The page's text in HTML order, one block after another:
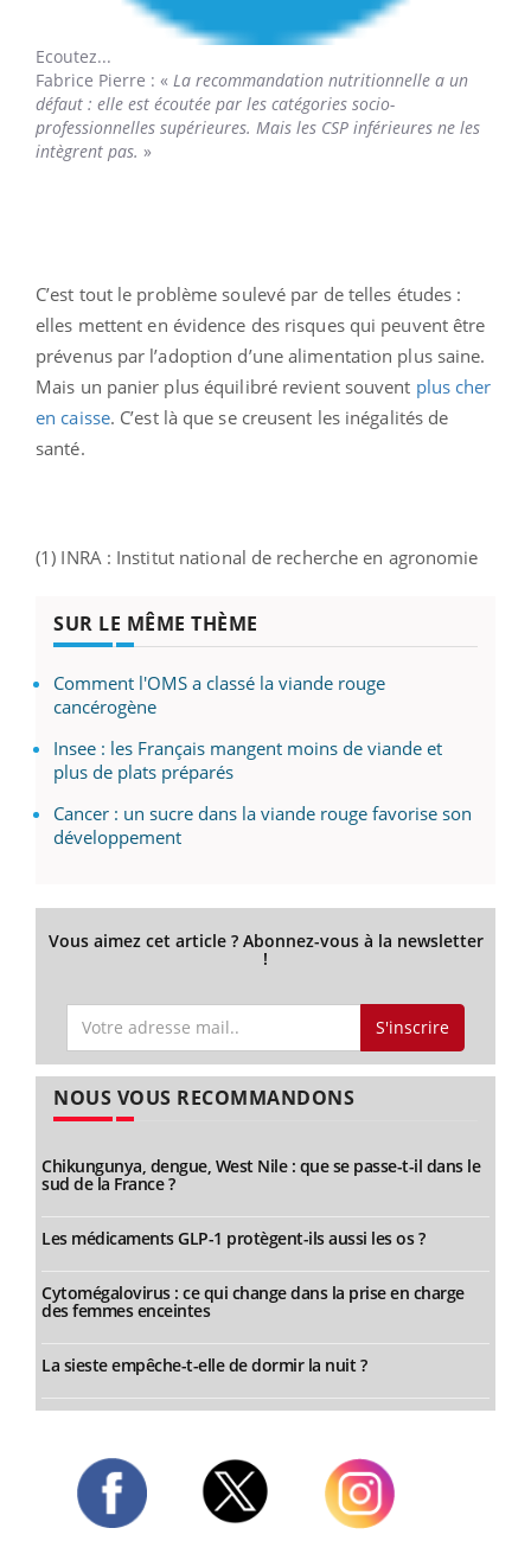
Ecoutez...
Fabrice Pierre : « La recommandation nutritionnelle a un
défaut : elle est écoutée par les catégories socio-
professionnelles supérieures. Mais les CSP inférieures ne les
intègrent pas. »
C’est tout le problème soulevé par de telles études :
elles mettent en évidence des risques qui peuvent être
prévenus par l’adoption d’une alimentation plus saine.
Mais un panier plus équilibré revient souvent plus cher
en caisse. C’est là que se creusent les inégalités de
santé.
(1) INRA : Institut national de recherche en agronomie
SUR LE MÊME THÈME
Comment l'OMS a classé la viande rouge
cancérogène
Insee : les Français mangent moins de viande et
plus de plats préparés
Cancer : un sucre dans la viande rouge favorise son
développement
Vous aimez cet article ? Abonnez-vous à la newsletter
!
S'inscrire
NOUS VOUS RECOMMANDONS
Chikungunya, dengue, West Nile : que se passe-t-il dans le
sud de la France ?
Les médicaments GLP-1 protègent-ils aussi les os ?
Cytomégalovirus : ce qui change dans la prise en charge
des femmes enceintes
La sieste empêche-t-elle de dormir la nuit ?